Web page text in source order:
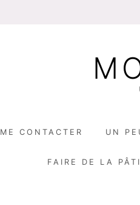
ME CONTACTER UN
FAIRE DE LA